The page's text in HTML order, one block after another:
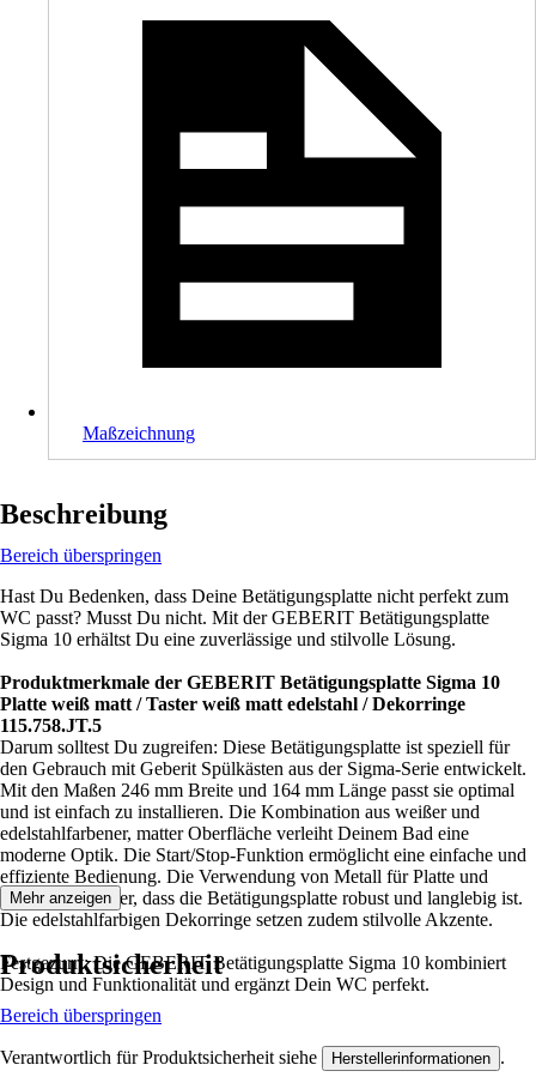
Maßzeichnung
Beschreibung
Bereich überspringen
Hast Du Bedenken, dass Deine Betätigungsplatte nicht perfekt zum
WC passt? Musst Du nicht. Mit der GEBERIT Betätigungsplatte
Sigma 10 erhältst Du eine zuverlässige und stilvolle Lösung.
Produktmerkmale der GEBERIT Betätigungsplatte Sigma 10
Platte weiß matt / Taster weiß matt edelstahl / Dekorringe
115.758.JT.5
Darum solltest Du zugreifen: Diese Betätigungsplatte ist speziell für
den Gebrauch mit Geberit Spülkästen aus der Sigma-Serie entwickelt.
Mit den Maßen 246 mm Breite und 164 mm Länge passt sie optimal
und ist einfach zu installieren. Die Kombination aus weißer und
edelstahlfarbener, matter Oberfläche verleiht Deinem Bad eine
moderne Optik. Die Start/Stop-Funktion ermöglicht eine einfache und
effiziente Bedienung. Die Verwendung von Metall für Platte und
Taster stellt sicher, dass die Betätigungsplatte robust und langlebig ist.
Die edelstahlfarbigen Dekorringe setzen zudem stilvolle Akzente.
Festgezurrt: Die GEBERIT Betätigungsplatte Sigma 10 kombiniert
Design und Funktionalität und ergänzt Dein WC perfekt.
Mehr anzeigen
Produktsicherheit
Bereich überspringen
Verantwortlich für Produktsicherheit siehe Herstellerinformationen .